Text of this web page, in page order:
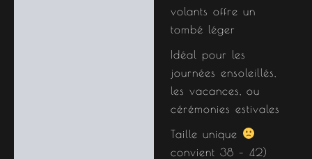
volants offre un
tombé léger
Idéal pour les
journées ensoleillés,
les vacances, ou
cérémonies estivales
Taille unique
convient 38 – 42)